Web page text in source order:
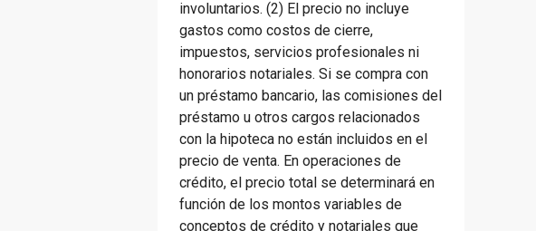
involuntarios. (2) El precio no incluye
gastos como costos de cierre,
impuestos, servicios profesionales ni
honorarios notariales. Si se compra con
un préstamo bancario, las comisiones del
préstamo u otros cargos relacionados
con la hipoteca no están incluidos en el
precio de venta. En operaciones de
crédito, el precio total se determinará en
función de los montos variables de
conceptos de crédito y notariales que